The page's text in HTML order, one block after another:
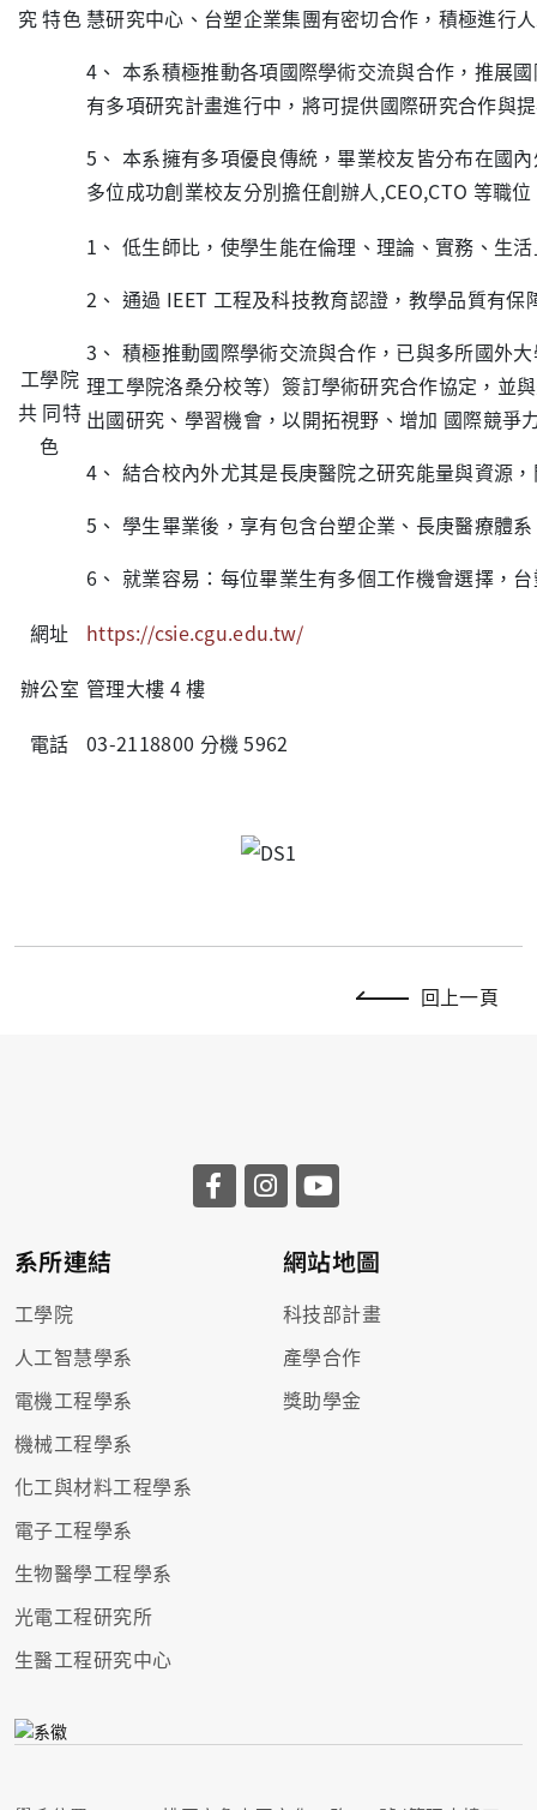
究 特色 慧研究中心、台塑企業集團有密切合作，積極進行
4、 本系積極推動各項國際學術交流與合作，推展
有多項研究計畫進行中，將可提供國際研究合作與
5、 本系擁有多項優良傳統，畢業校友皆分布在國
多位成功創業校友分別擔任創辦人,CEO,CTO 等職
工學院
共 同特
色
1、 低生師比，使學生能在倫理、理論、實務、生
2、 通過 IEET 工程及科技教育認證，教學品質有保
3、 積極推動國際學術交流與合作，已與多所國外
理工學院洛桑分校等）簽訂學術研究合作協定，並
出國研究、學習機會，以開拓視野、增加 國際競爭
4、 結合校內外尤其是長庚醫院之研究能量與資源
5、 學生畢業後，享有包含台塑企業、長庚醫療體
6、 就業容易：每位畢業生有多個工作機會選擇，
網址
https://csie.cgu.edu.tw/
辦公室 管理大樓 4 樓
電話
03-2118800 分機 5962
回上一頁
系所連結
工學院
人工智慧學系
電機工程學系
機械工程學系
化工與材料工程學系
電子工程學系
生物醫學工程學系
光電工程研究所
生醫工程研究中心
網站地圖
科技部計畫
產學合作
獎助學金